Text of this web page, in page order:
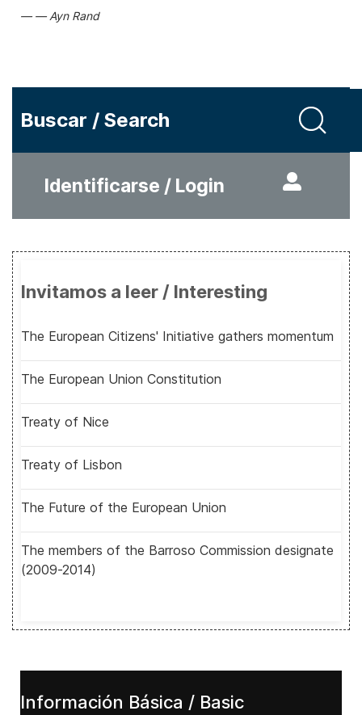
Ayn Rand
Buscar / Search
Identificarse / Login
Invitamos a leer / Interesting
The European Citizens' Initiative gathers momentum
The European Union Constitution
Treaty of Nice
Treaty of Lisbon
The Future of the European Union
The members of the Barroso Commission designate
(2009-2014)
Información Básica / Basic